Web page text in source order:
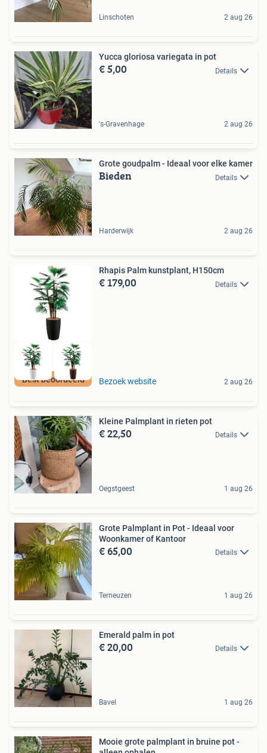
Linschoten 2 aug 26
Yucca gloriosa variegata in pot
€ 5,00 Details
's-Gravenhage 2 aug 26
Grote goudpalm - Ideaal voor elke kamer
Bieden Details
Harderwijk 2 aug 26
Best beoordeeld
Rhapis Palm kunstplant, H150cm
€ 179,00 Details
Bezoek website 2 aug 26
Kleine Palmplant in rieten pot
€ 22,50 Details
Oegstgeest 1 aug 26
Grote Palmplant in Pot - Ideaal voor
Woonkamer of Kantoor
€ 65,00 Details
Terneuzen 1 aug 26
Emerald palm in pot
€ 20,00 Details
Bavel 1 aug 26
Mooie grote palmplant in bruine pot -